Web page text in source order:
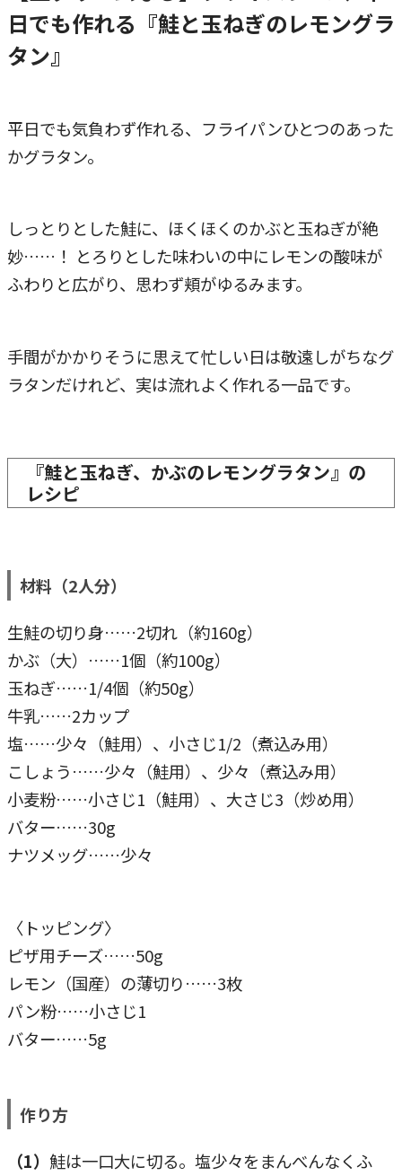
日でも作れる『鮭と玉ねぎのレモングラ
タン』
平日でも気負わず作れる、フライパンひとつのあった
かグラタン。
しっとりとした鮭に、ほくほくのかぶと玉ねぎが絶
妙……！ とろりとした味わいの中にレモンの酸味が
ふわりと広がり、思わず頬がゆるみます。
手間がかかりそうに思えて忙しい日は敬遠しがちなグ
ラタンだけれど、実は流れよく作れる一品です。
『鮭と玉ねぎ、かぶのレモングラタン』の
レシピ
材料（2人分）
生鮭の切り身……2切れ（約160g）
かぶ（大）……1個（約100g）
玉ねぎ……1/4個（約50g）
牛乳……2カップ
塩……少々（鮭用）、小さじ1/2（煮込み用）
こしょう……少々（鮭用）、少々（煮込み用）
小麦粉……小さじ1（鮭用）、大さじ3（炒め用）
バター……30g
ナツメッグ……少々
〈トッピング〉
ピザ用チーズ……50g
レモン（国産）の薄切り……3枚
パン粉……小さじ1
バター……5g
作り方
（1） 鮭は一口大に切る。塩少々をまんべんなくふ